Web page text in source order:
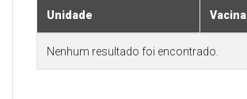
Unidade Vacina
Nenhum resultado foi encontrado.